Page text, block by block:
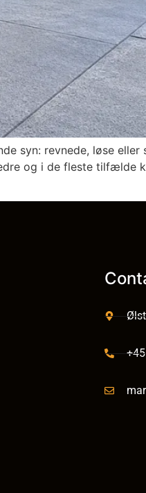
syn: revnede, løse
og i de fleste tilfælde